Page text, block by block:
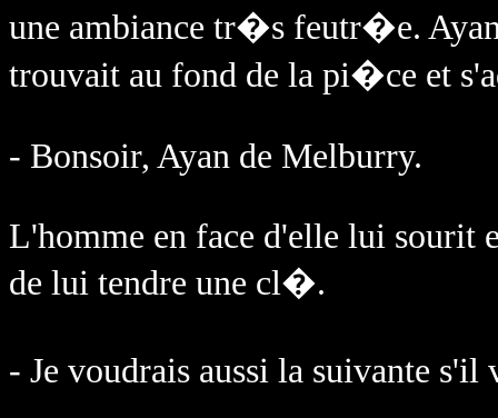
une ambiance tr�s feutr�e.
trouvait au fond de la pi�ce et
- Bonsoir, Ayan de Melburry.
L'homme en face d'elle lui sourit
de lui tendre une cl�.
- Je voudrais aussi la suivante